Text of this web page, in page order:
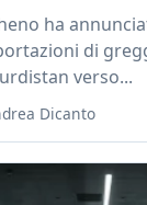
ha
di
verso...
Dicanto